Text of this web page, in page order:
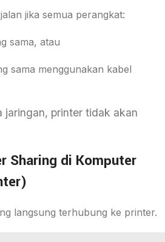
jika semua perangkat:
sama, atau
sama menggunakan kabel
jaringan, printer tidak akan
Sharing di Komputer
langsung terhubung ke printer.